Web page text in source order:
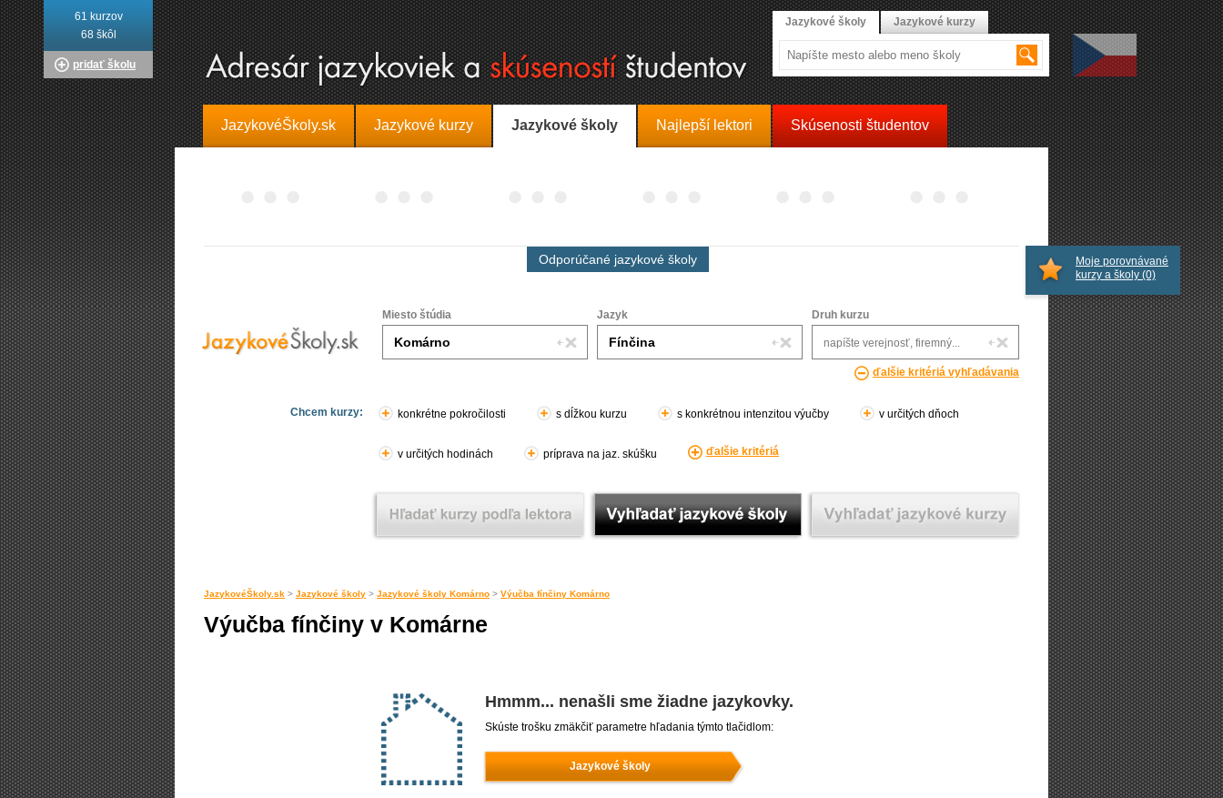
JazykovéŠkoly.sk Jazykové kurzy Jazykové školy Najlepší lektori Skúsenosti študentov
Odporúčané jazykové školy
Miesto štúdia Jazyk Druh kurzu
ďalšie kritériá vyhľadávania
Chcem kurzy: konkrétne pokročilosti s dĺžkou kurzu s konkrétnou intenzitou výučby v určitých dňoch
v určitých hodinách príprava na jaz. skúšku ďalšie kritériá
JazykovéŠkoly.sk > Jazykové školy > Jazykové školy Komárno > Výučba fínčiny Komárno
Výučba fínčiny v Komárne
Hmmm... nenašli sme žiadne jazykovky.
Skúste trošku zmäkčiť parametre hľadania týmto tlačidlom:
Jazykové školy
Moje porovnávané
kurzy a školy (0)
61 kurzov
68 škôl
pridať školu
Jazykové školy Jazykové kurzy